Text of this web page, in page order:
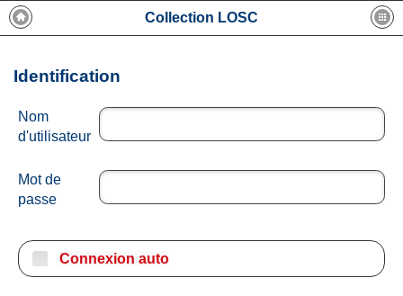
Collection LOSC
Identification
Nom
d'utilisateur
Mot de
passe
Connexion auto